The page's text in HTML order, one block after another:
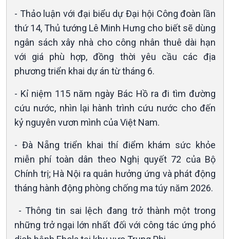
Xã hội
Tin Đời sống & Xã hội
360 độ Sức khỏe
Chuyển đổi Xanh
Tài nguyên và Môi trường
Chuyên gia của bạn
Xã hội chuyển động
Bước chân đến trường
Khoa học & Công nghệ
Tin Khoa học & Công nghệ
Kết nối công nghệ
Sống chung với biến đổi
- Thảo luận với đại biểu dự Đại hội Công đoàn lần
thứ 14, Thủ tướng Lê Minh Hưng cho biết sẽ dùng
ngân sách xây nhà cho công nhân thuê dài hạn
với giá phù hợp, đồng thời yêu cầu các địa
phương triển khai dự án từ tháng 6.
- Kỉ niệm 115 năm ngày Bác Hồ ra đi tìm đường
cứu nước, nhìn lại hành trình cứu nước cho đến
kỷ nguyên vươn mình của Việt Nam.
- Đà Nẵng triển khai thí điểm khám sức khỏe
miễn phí toàn dân theo Nghị quyết 72 của Bộ
Chính trị; Hà Nội ra quân hưởng ứng và phát động
tháng hành động phòng chống ma túy năm 2026.
- Thông tin sai lệch đang trở thành một trong
những trở ngại lớn nhất đối với công tác ứng phó